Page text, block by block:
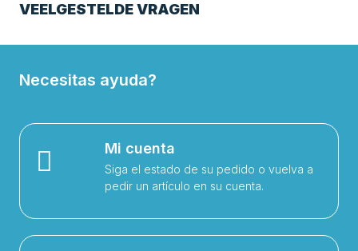
VEELGESTELDE VRAGEN
Necesitas ayuda?
Mi cuenta
Siga el estado de su pedido o vuelva a
pedir un artículo en su cuenta.